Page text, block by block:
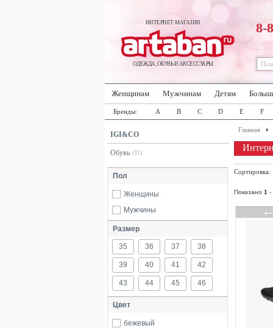
ИНТЕРНЕТ-МАГАЗИН
ОДЕЖДА, ОБУВЬ И АКСЕССУАРЫ
8-
Женщинам Мужчинам Детям
Бренды: A B C D E F
IGI&CO
Обувь (31)
Пол
Женщины
Мужчины
Размер
35 36 37 38
39 40 41 42
43 44 45 46
Цвет
бежевый
Главная
Показано 1 -